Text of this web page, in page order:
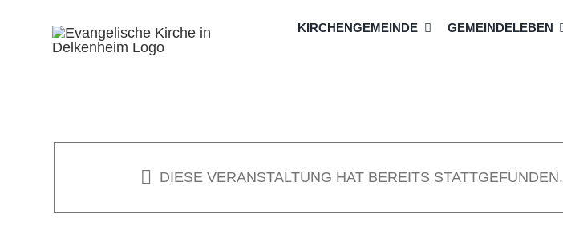
KIRCHENGEMEINDE GEMEINDELEBEN
DIESE VERANSTALTUNG HAT BEREITS STATTGEFUNDEN.